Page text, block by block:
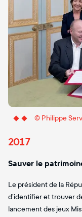
© Philippe
2017
Sauver le
Le président de la
d’identifier et trouver
lancement des jeux